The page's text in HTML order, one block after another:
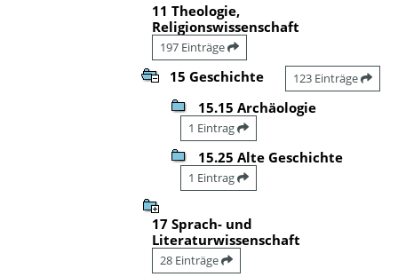
11 Theologie,
Religionswissenschaft
197 Einträge
15 Geschichte 123 Einträge
15.15 Archäologie
1 Eintrag
15.25 Alte Geschichte
1 Eintrag
17 Sprach- und
Literaturwissenschaft
28 Einträge